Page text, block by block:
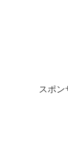
スポ